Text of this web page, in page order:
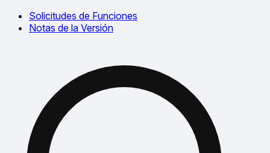
Solicitudes de Funciones
Notas de la Versión